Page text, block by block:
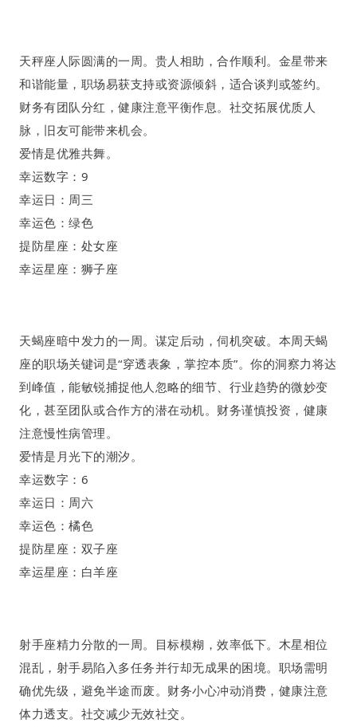
天秤座 人际圆满的一周。 贵人相助 ， 合作顺利。 金星带来
和谐能量，职场易获支持或资源倾斜，适合谈判或签约。
财务有团队分红，健康注意平衡作息。社交拓展优质人
脉，旧友可能带来机会。
爱情是优雅共舞。
幸运数字： 9
幸运日：周三
幸运色：绿色
提防星座：处女座
幸运星座：狮子座
天蝎座暗中发力的一周。谋定后动，伺机突破。本周天蝎
座的职场关键词是“穿透表象，掌控本质”。你的洞察力将达
到峰值，能敏锐捕捉他人忽略的细节、行业趋势的微妙变
化，甚至团队或合作方的潜在动机。财务谨慎投资，健康
注意慢性病管理。
爱情是月光下的潮汐。
幸运数字： 6
幸运日：周六
幸运色：橘色
提防星座：双子座
幸运星座：白羊座
射手座精力分散的一周。 目标模糊 ， 效率低下。 木星相位
混乱 ，射手易陷入多任务并行却无成果的困境。职场需明
确优先级，避免半途而废。财务小心冲动消费，健康注意
体力透支。社交减少无效社交。